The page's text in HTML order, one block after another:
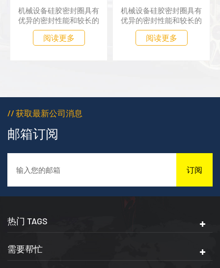
机械设备硅胶密封圈具有
优异的密封性能和较长的
使用寿命。动态压力密封
件的使用寿命比传统橡胶
阅读更多
机械设备硅胶密封圈具有
优异的密封性能和较长的
使用寿命。动态压力密封
件的使用寿命比传统橡胶
阅读更多
// 获取最新公司消息
邮箱订阅
订阅
热门 TAGS
需要帮忙